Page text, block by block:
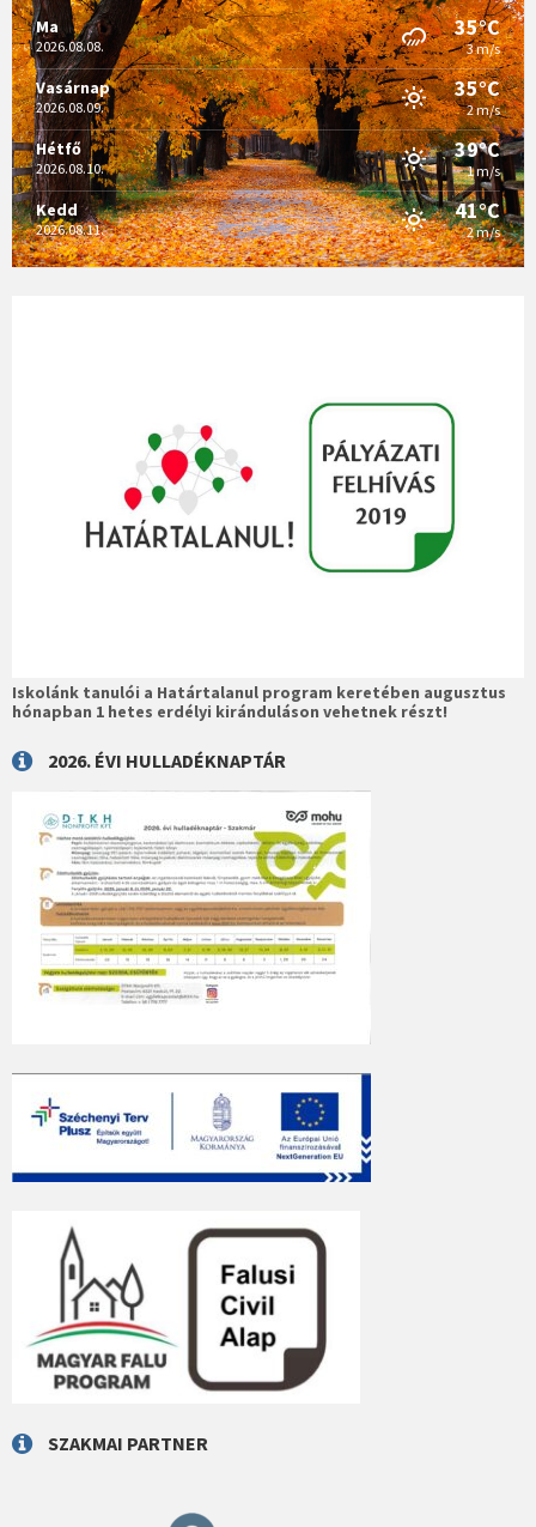
Ma
2026.08.08.
35°C
3 m/s
Vasárnap
2026.08.09.
35°C
2 m/s
Hétfő
2026.08.10.
39°C
1 m/s
Kedd
2026.08.11.
41°C
2 m/s
Iskolánk tanulói a Határtalanul program keretében augusztus
hónapban 1 hetes erdélyi kiránduláson vehetnek részt!
2026. ÉVI HULLADÉKNAPTÁR
SZAKMAI PARTNER